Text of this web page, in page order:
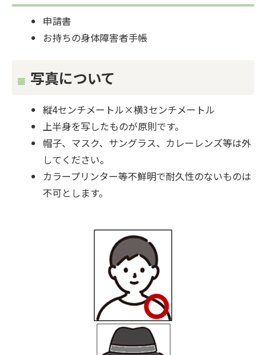
申請書
お持ちの身体障害者手帳
写真について
縦4センチメートル×横3センチメートル
上半身を写したものが原則です。
帽子、マスク、サングラス、カレーレンズ等は外
してください。
カラープリンター等不鮮明で耐久性のないものは
不可とします。